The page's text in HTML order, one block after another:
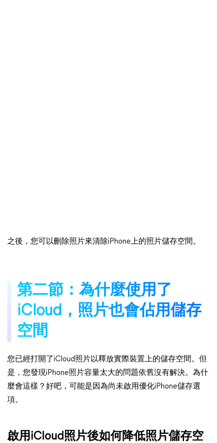
之後，您可以刪除照片來清除iPhone上的照片儲存空間。
第二節：為什麼使用了
iCloud，照片也會佔用儲存
空間
您已經打開了iCloud照片以釋放實際裝置上的儲存空間。但
是，您發現iPhone照片容量太大的問題依舊沒有解決。為什
麼會這樣？好吧，可能是因為尚未啟用優化iPhone儲存選
項。
啟用iCloud照片後如何降低照片儲存空